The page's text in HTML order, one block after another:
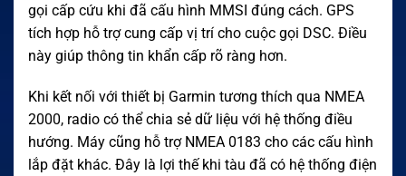
gọi cấp cứu khi đã cấu hình MMSI đúng cách. GPS
tích hợp hỗ trợ cung cấp vị trí cho cuộc gọi DSC. Điều
này giúp thông tin khẩn cấp rõ ràng hơn.
Khi kết nối với thiết bị Garmin tương thích qua NMEA
2000, radio có thể chia sẻ dữ liệu với hệ thống điều
hướng. Máy cũng hỗ trợ NMEA 0183 cho các cấu hình
lắp đặt khác. Đây là lợi thế khi tàu đã có hệ thống điện